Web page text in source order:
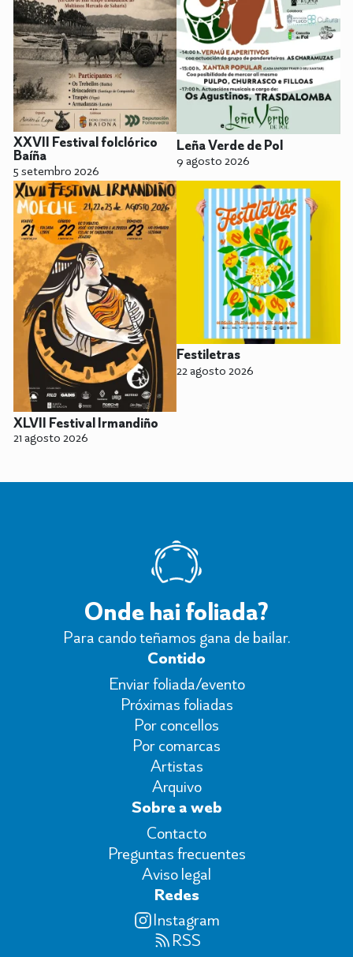
XXVII Festival folclórico
Baíña
5 setembro 2026
Leña Verde de Pol
9 agosto 2026
XLVII Festival Irmandiño
21 agosto 2026
Festiletras
22 agosto 2026
Onde hai foliada?
Para cando teñamos gana de bailar.
Contido
Enviar foliada/evento
Próximas foliadas
Por concellos
Por comarcas
Artistas
Arquivo
Sobre a web
Contacto
Preguntas frecuentes
Aviso legal
Redes
Instagram
RSS